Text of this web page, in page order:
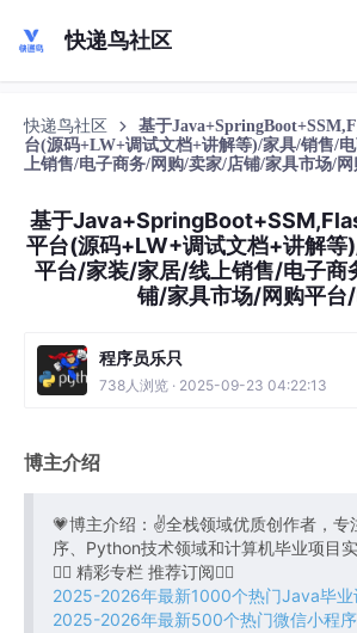
快递鸟社区
快递鸟社区
基于
台(源码+LW+调试文档+讲解等)/家具/销售/
上销售/电子商务/网购/卖家/店铺/家具市场/
基于
平台(源码+LW+调试文档+讲解
平台/家装/家居/线上销售/电子商
铺/家具市场/网购平台
程序员乐只
738人浏览 · 2025-09-23 04:22:13
博主介绍
💗博主介绍：✌全栈领域优质创作者，专
序、Python技术领域和计算机毕业项目
👇🏻 精彩专栏 推荐订阅👇🏻
2025-2026年最新1000个热门Java毕业
2025-2026年最新500个热门微信小程